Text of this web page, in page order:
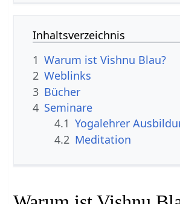
Inhaltsverzeichnis
1 Warum ist Vishnu Blau?
2 Weblinks
3 Bücher
4 Seminare
4.1 Yogalehrer
4.2 Meditation